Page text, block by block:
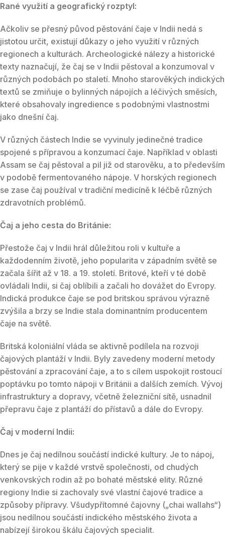
Rané využití a geografický rozptyl:
Ačkoliv se přesný původ pěstování čaje v Indii nedá s
jistotou určit, existují důkazy o jeho využití v různých
regionech a kulturách. Archeologické nálezy a historické
texty naznačují, že čaj se v Indii pěstoval a konzumoval v
různých podobách po staletí. Mnoho starověkých indických
textů se zmiňuje o bylinných nápojích a léčivých směsích,
které obsahovaly ingredience s podobnými vlastnostmi
jako dnešní čaj.
V různých částech Indie se vyvinuly jedinečné tradice
spojené s přípravou a konzumací čaje. Například v oblasti
Assam se čaj pěstoval a pil již od starověku, a to především
v podobě fermentovaného nápoje. V horských regionech
se zase čaj používal v tradiční medicíně k léčbě různých
zdravotních problémů.
Čaj a jeho cesta do Británie:
Přestože čaj v Indii hrál důležitou roli v kultuře a
každodenním životě, jeho popularita v západním světě se
začala šířit až v 18. a 19. století. Britové, kteří v té době
ovládali Indii, si čaj oblíbili a začali ho dovážet do Evropy.
Indická produkce čaje se pod britskou správou výrazně
zvýšila a brzy se Indie stala dominantním producentem
čaje na světě.
Britská koloniální vláda se aktivně podílela na rozvoji
čajových plantáží v Indii. Byly zavedeny moderní metody
pěstování a zpracování čaje, a to s cílem uspokojit rostoucí
poptávku po tomto nápoji v Británii a dalších zemích. Vývoj
infrastruktury a dopravy, včetně železniční sítě, usnadnil
přepravu čaje z plantáží do přístavů a dále do Evropy.
Čaj v moderní Indii:
Dnes je čaj nedílnou součástí indické kultury. Je to nápoj,
který se pije v každé vrstvě společnosti, od chudých
venkovských rodin až po bohaté městské elity. Různé
regiony Indie si zachovaly své vlastní čajové tradice a
způsoby přípravy. Všudypřítomné čajovny („chai wallahs“)
jsou nedílnou součástí indického městského života a
nabízejí širokou škálu čajových specialit.